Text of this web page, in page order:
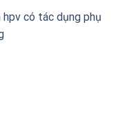
hpv có tác dụng phụ